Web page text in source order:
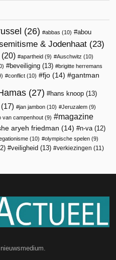
(26) abbas (10)
abou
& Jodenhaat (23)
(20) apartheid (9) Auschwitz (10)
beveiliging (13)
brigitte herremans
conflict (10) fjo (14) gantman
(27) hans knoop (13)
(17) jan jambon (10) Jeruzalem (9)
van campenhout (9)
magazine
aryeh friedman (14) n-va(12)
(10) olympische spelen (9)
veiligheid (13) verkiezingen (11)